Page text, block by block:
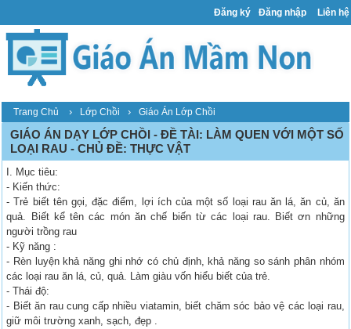
Đăng ký Đăng nhập Liên hệ
Trang Chủ › Lớp Chồi › Giáo Án Lớp Chồi
GIÁO ÁN DẠY LỚP CHỒI - ĐỀ TÀI: LÀM QUEN VỚI MỘT SỐ
LOẠI RAU - CHỦ ĐỀ: THỰC VẬT
I. Mục tiêu:
- Kiến thức:
- Trẻ biết tên gọi, đặc điểm, lợi ích của một số loại rau ăn lá, ăn củ, ăn
quả. Biết kể tên các món ăn chế biến từ các loại rau. Biết ơn những
người trồng rau
- Kỹ năng :
- Rèn luyện khả năng ghi nhớ có chủ định, khả năng so sánh phân nhóm
các loại rau ăn lá, củ, quả. Làm giàu vốn hiểu biết của trẻ.
- Thái độ:
- Biết ăn rau cung cấp nhiều viatamin, biết chăm sóc bảo vệ các loại rau,
giữ môi trường xanh, sạch, đẹp .